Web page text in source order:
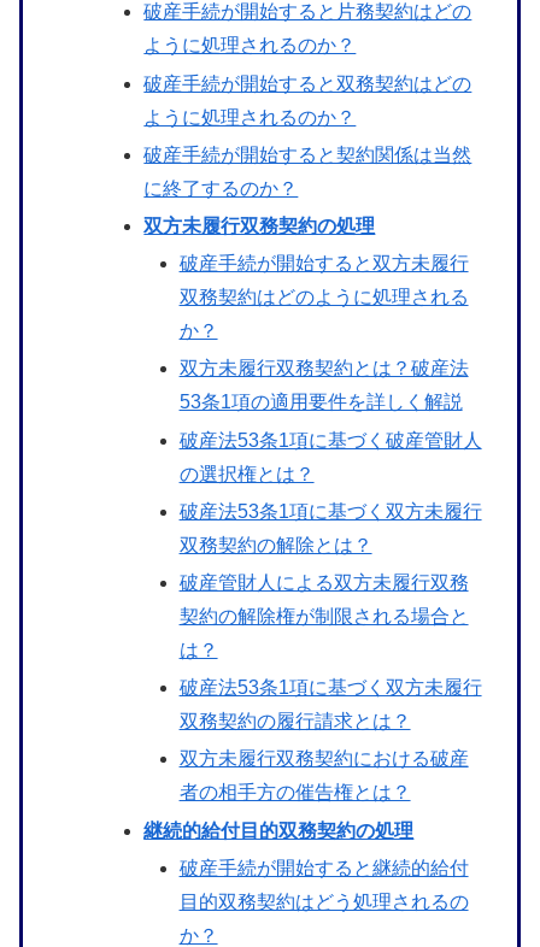
破産手続が開始すると片務契約はどの
ように処理されるのか？
破産手続が開始すると双務契約はどの
ように処理されるのか？
破産手続が開始すると契約関係は当然
に終了するのか？
双方未履行双務契約の処理
破産手続が開始すると双方未履行
双務契約はどのように処理される
か？
双方未履行双務契約とは？破産法
53条1項の適用要件を詳しく解説
破産法53条1項に基づく破産管財人
の選択権とは？
破産法53条1項に基づく双方未履行
双務契約の解除とは？
破産管財人による双方未履行双務
契約の解除権が制限される場合と
は？
破産法53条1項に基づく双方未履行
双務契約の履行請求とは？
双方未履行双務契約における破産
者の相手方の催告権とは？
継続的給付目的双務契約の処理
破産手続が開始すると継続的給付
目的双務契約はどう処理されるの
か？